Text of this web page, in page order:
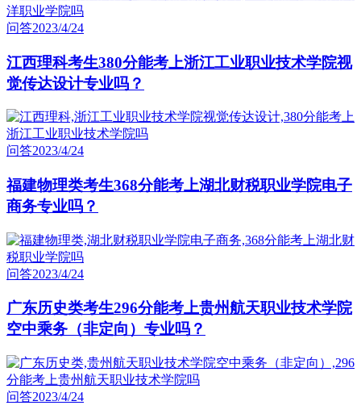
问答2023/4/24
江西理科考生380分能考上浙江工业职业技术学院视
觉传达设计专业吗？
问答2023/4/24
福建物理类考生368分能考上湖北财税职业学院电子
商务专业吗？
问答2023/4/24
广东历史类考生296分能考上贵州航天职业技术学院
空中乘务（非定向）专业吗？
问答2023/4/24